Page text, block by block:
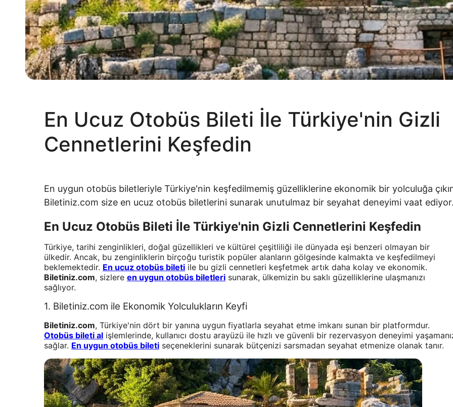
En Ucuz Otobüs Bileti İle Türkiye'nin Gizli
Cennetlerini Keşfedin
En uygun otobüs biletleriyle Türkiye'nin keşfedilmemiş güzelliklerine ekonomik bir yolculuğa
Biletiniz.com size en ucuz otobüs biletlerini sunarak unutulmaz bir seyahat deneyimi vaat
En Ucuz Otobüs Bileti İle Türkiye'nin Gizli Cennetlerini Keşfedin
Türkiye, tarihi zenginlikleri, doğal güzellikleri ve kültürel çeşitliliği ile dünyada eşi benzeri olmayan bir
ülkedir. Ancak, bu zenginliklerin birçoğu turistik popüler alanların gölgesinde kalmakta ve keşfedilmeyi
beklemektedir. En ucuz otobüs bileti ile bu gizli cennetleri keşfetmek artık daha kolay ve ekonomik.
Biletiniz.com, sizlere en uygun otobüs biletleri sunarak, ülkemizin bu saklı güzelliklerine ulaşmanızı
sağlıyor.
1. Biletiniz.com ile Ekonomik Yolculukların Keyfi
Biletiniz.com, Türkiye'nin dört bir yanına uygun fiyatlarla seyahat etme imkanı sunan bir platformdur.
Otobüs bileti al işlemlerinde, kullanıcı dostu arayüzü ile hızlı ve güvenli bir rezervasyon deneyimi
sağlar. En uygun otobüs bileti seçeneklerini sunarak bütçenizi sarsmadan seyahat etmenize olanak tanır.